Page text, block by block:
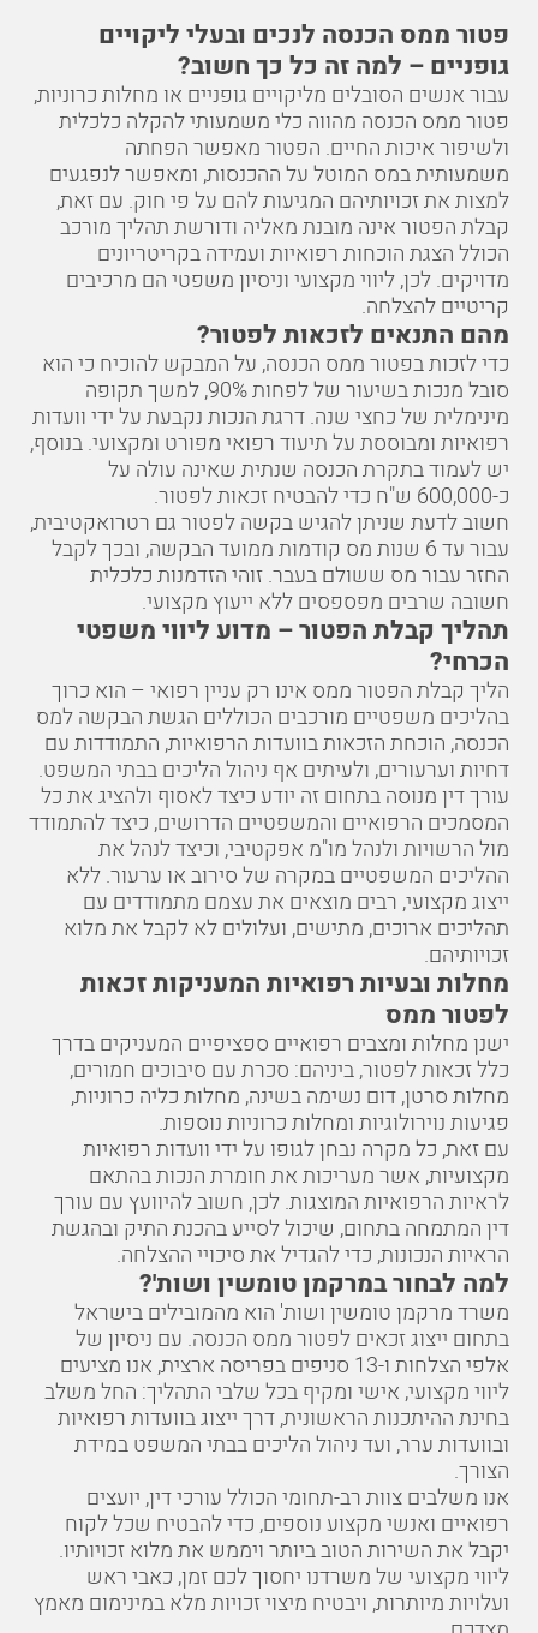
פטור ממס הכנסה לנכים ובעלי ליקויים
גופניים – למה זה כל כך חשוב?
עבור אנשים הסובלים מליקויים גופניים או מחלות כרוניות,
פטור ממס הכנסה מהווה כלי משמעותי להקלה כלכלית
ולשיפור איכות החיים. הפטור מאפשר הפחתה
משמעותית במס המוטל על ההכנסות, ומאפשר לנפגעים
למצות את זכויותיהם המגיעות להם על פי חוק. עם זאת,
קבלת הפטור אינה מובנת מאליה ודורשת תהליך מורכב
הכולל הצגת הוכחות רפואיות ועמידה בקריטריונים
מדויקים. לכן, ליווי מקצועי וניסיון משפטי הם מרכיבים
קריטיים להצלחה.
מהם התנאים לזכאות לפטור?
כדי לזכות בפטור ממס הכנסה, על המבקש להוכיח כי הוא
סובל מנכות בשיעור של לפחות 90%, למשך תקופה
מינימלית של כחצי שנה. דרגת הנכות נקבעת על ידי וועדות
רפואיות ומבוססת על תיעוד רפואי מפורט ומקצועי. בנוסף,
יש לעמוד בתקרת הכנסה שנתית שאינה עולה על
כ-600,000 ש"ח כדי להבטיח זכאות לפטור.
חשוב לדעת שניתן להגיש בקשה לפטור גם רטרואקטיבית,
עבור עד 6 שנות מס קודמות ממועד הבקשה, ובכך לקבל
החזר עבור מס ששולם בעבר. זוהי הזדמנות כלכלית
חשובה שרבים מפספסים ללא ייעוץ מקצועי.
תהליך קבלת הפטור – מדוע ליווי משפטי
הכרחי?
הליך קבלת הפטור ממס אינו רק עניין רפואי – הוא כרוך
בהליכים משפטיים מורכבים הכוללים הגשת הבקשה למס
הכנסה, הוכחת הזכאות בוועדות הרפואיות, התמודדות עם
דחיות וערעורים, ולעיתים אף ניהול הליכים בבתי המשפט.
עורך דין מנוסה בתחום זה יודע כיצד לאסוף ולהציג את כל
המסמכים הרפואיים והמשפטיים הדרושים, כיצד להתמודד
מול הרשויות ולנהל מו"מ אפקטיבי, וכיצד לנהל את
ההליכים המשפטיים במקרה של סירוב או ערעור. ללא
ייצוג מקצועי, רבים מוצאים את עצמם מתמודדים עם
תהליכים ארוכים, מתישים, ועלולים לא לקבל את מלוא
זכויותיהם.
מחלות ובעיות רפואיות המעניקות זכאות
לפטור ממס
ישנן מחלות ומצבים רפואיים ספציפיים המעניקים בדרך
כלל זכאות לפטור, ביניהם: סכרת עם סיבוכים חמורים,
מחלות סרטן, דום נשימה בשינה, מחלות כליה כרוניות,
פגיעות נוירולוגיות ומחלות כרוניות נוספות.
עם זאת, כל מקרה נבחן לגופו על ידי וועדות רפואיות
מקצועיות, אשר מעריכות את חומרת הנכות בהתאם
לראיות הרפואיות המוצגות. לכן, חשוב להיוועץ עם עורך
דין המתמחה בתחום, שיכול לסייע בהכנת התיק ובהגשת
הראיות הנכונות, כדי להגדיל את סיכויי ההצלחה.
למה לבחור במרקמן טומשין ושות'?
משרד מרקמן טומשין ושות' הוא מהמובילים בישראל
בתחום ייצוג זכאים לפטור ממס הכנסה. עם ניסיון של
אלפי הצלחות ו-13 סניפים בפריסה ארצית, אנו מציעים
ליווי מקצועי, אישי ומקיף בכל שלבי התהליך: החל משלב
בחינת ההיתכנות הראשונית, דרך ייצוג בוועדות רפואיות
ובוועדות ערר, ועד ניהול הליכים בבתי המשפט במידת
הצורך.
אנו משלבים צוות רב-תחומי הכולל עורכי דין, יועצים
רפואיים ואנשי מקצוע נוספים, כדי להבטיח שכל לקוח
יקבל את השירות הטוב ביותר ויממש את מלוא זכויותיו.
ליווי מקצועי של משרדנו יחסוך לכם זמן, כאבי ראש
ועלויות מיותרות, ויבטיח מיצוי זכויות מלא במינימום מאמץ
מצדכם.